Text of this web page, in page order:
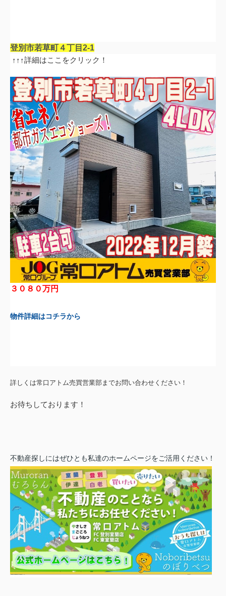
登別市若草町４丁目 2-1
↑↑↑詳細はここをクリック！
３０８０万円
物件詳細はコチラから
詳しくは常口アトム売買営業部までお問い合わせください！
お待ちしております！
不動産探しにはぜひとも私達のホームページをご活用ください！